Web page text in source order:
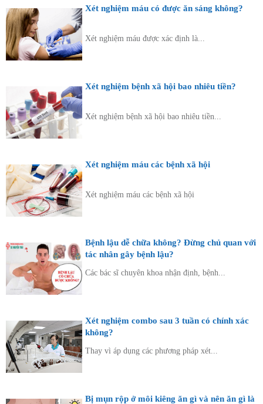
Xét nghiệm máu có được ăn sáng không?
Xét nghiệm máu được xác định là...
Xét nghiệm bệnh xã hội bao nhiêu tiền?
Xét nghiệm bệnh xã hội bao nhiêu tiền...
Xét nghiệm máu các bệnh xã hội
Xét nghiệm máu các bệnh xã hội
Bệnh lậu dễ chữa không? Đừng chủ quan với
tác nhân gây bệnh lậu?
Các bác sĩ chuyên khoa nhận định, bệnh...
Xét nghiệm combo sau 3 tuần có chính xác
không?
Thay vì áp dụng các phương pháp xét...
Bị mụn rộp ở môi kiêng ăn gì và nên ăn gì là